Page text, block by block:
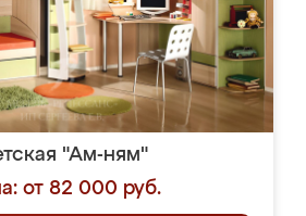
"Ам-ням"
от 82 000 руб.